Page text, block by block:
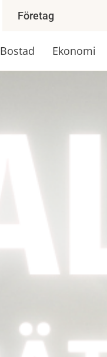
Företag
Bostad Ekonomi